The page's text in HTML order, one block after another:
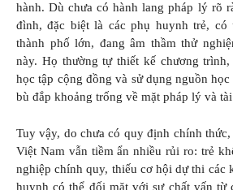
hành. Dù chưa có hành lang pháp lý rõ
đình, đặc biệt là các phụ huynh trẻ, có
thành phố lớn, đang âm thầm thử
này. Họ thường tự thiết kế chương
học tập cộng đồng và sử dụng nguồn
bù đắp khoảng trống về mặt pháp lý và
Tuy vậy, do chưa có quy định chính
Việt Nam vẫn tiềm ẩn nhiều rủi ro: trẻ
nghiệp chính quy, thiếu cơ hội dự thi các
huynh có thể đối mặt với sự chất vấn từ